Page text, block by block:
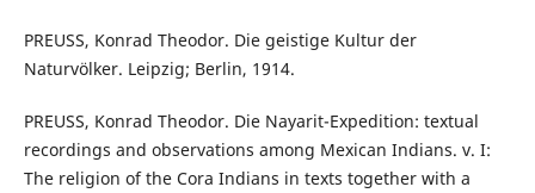
PREUSS, Konrad Theodor. Die geistige Kultur der
Naturvölker. Leipzig; Berlin, 1914.
PREUSS, Konrad Theodor. Die Nayarit-Expedition: textual
recordings and observations among Mexican Indians. v. I:
The religion of the Cora Indians in texts together with a